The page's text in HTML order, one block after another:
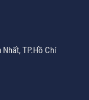
TP.Hồ Chí